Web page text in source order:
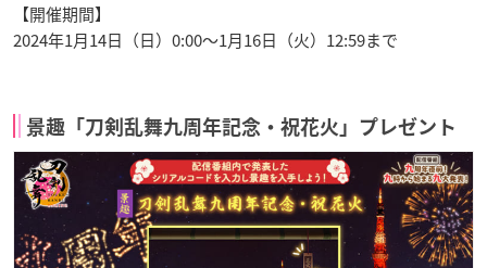
【開催期間】
2024年1月14日（日）0:00～1月16日（火）12:59まで
景趣「刀剣乱舞九周年記念・祝花火」プレゼント